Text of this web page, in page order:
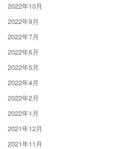
2022年10月
2022年9月
2022年7月
2022年6月
2022年5月
2022年4月
2022年2月
2022年1月
2021年12月
2021年11月